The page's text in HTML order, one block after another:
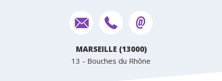
MARSEILLE (13000)
13 - Bouches du Rhône